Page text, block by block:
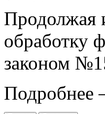
Продолжая
обработку
законом
Подробнее